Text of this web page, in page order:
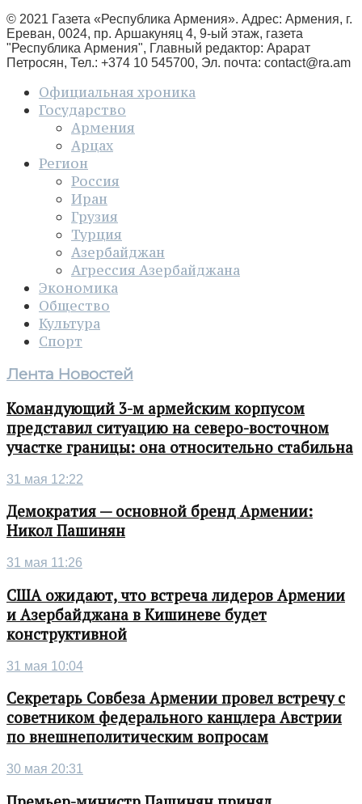
© 2021 Газета «Республика Армения». Адрес: Армения, г.
Ереван, 0024, пр. Аршакуняц 4, 9-ый этаж, газета
"Республика Армения", Главный редактор: Арарат
Петросян, Тел.: +374 10 545700, Эл. почта: contact@ra.am
Официальная хроника
Государство
Армения
Арцах
Регион
Россия
Иран
Грузия
Турция
Азербайджан
Агрессия Азербайджана
Экономика
Общество
Культура
Спорт
Лента Новостей
Командующий 3-м армейским корпусом
представил ситуацию на северо-восточном
участке границы: она относительно стабильна
31 мая 12:22
Демократия — основной бренд Армении:
Никол Пашинян
31 мая 11:26
США ожидают, что встреча лидеров Армении
и Азербайджана в Кишиневе будет
конструктивной
31 мая 10:04
Секретарь Совбеза Армении провел встречу с
советником федерального канцлера Австрии
по внешнеполитическим вопросам
30 мая 20:31